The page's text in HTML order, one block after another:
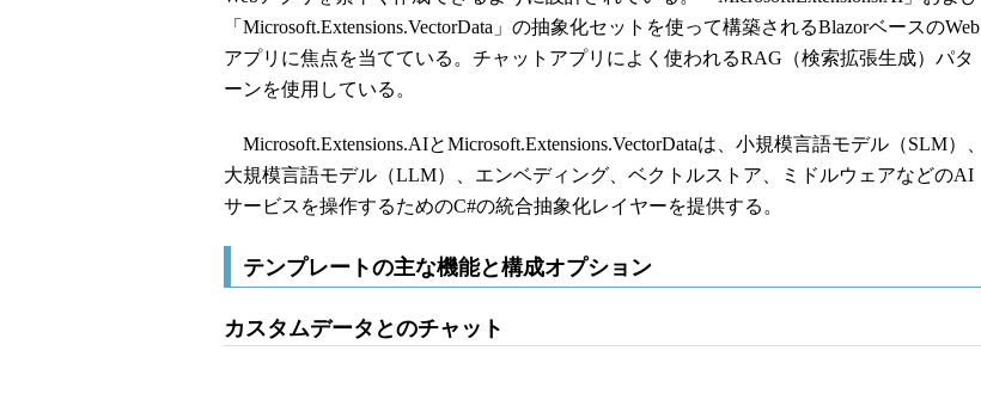
「Microsoft.Extensions.VectorData」の抽象化セットを使って構築されるBlazorベースのWeb
アプリに焦点を当てている。チャットアプリによく使われるRAG（検索拡張生成）パタ
ーンを使用している。
Microsoft.Extensions.AIとMicrosoft.Extensions.VectorDataは、小規模言語モデル（SLM）、
大規模言語モデル（LLM）、エンベディング、ベクトルストア、ミドルウェアなどのAI
サービスを操作するためのC#の統合抽象化レイヤーを提供する。
テンプレートの主な機能と構成オプション
カスタムデータとのチャット